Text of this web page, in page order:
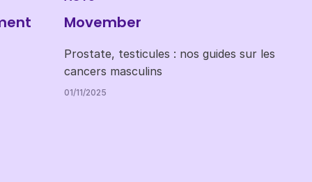
Movember
Prostate, testicules : nos guides sur les
cancers masculins
01/11/2025